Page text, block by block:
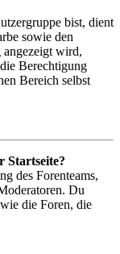
bist, dient
sowie den
angezeigt wird,
Berechtigung
Bereich selbst
Startseite?
des Forenteams,
Du
die Foren, die